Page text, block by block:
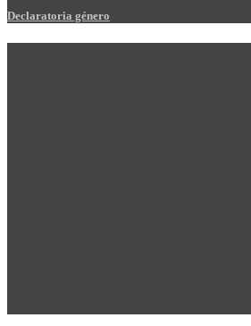
Declaratoria género